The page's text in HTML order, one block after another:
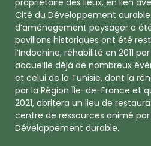
Cité du Développement
d’aménagement paysager a
pavillons historiques ont été
l’Indochine, réhabilité en 2011
accueille déjà de nombreux
et celui de la Tunisie, dont la
par la Région Île-de-France et
2021, abritera un lieu de
centre de ressources animé
Développement durable.